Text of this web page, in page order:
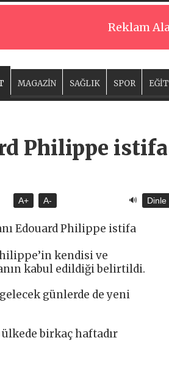
Reklam
MAGAZİN SAĞLIK SPOR
Philippe
A+ A- 🔊 Dinle
Edouard Philippe istifa
kendisi ve
kabul edildiği belirtildi.
günlerde de yeni
birkaç haftadır